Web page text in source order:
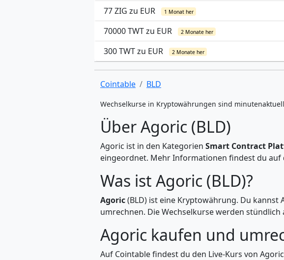
77 ZIG zu EUR 1 Monat her
70000 TWT zu EUR 2 Monate her
300 TWT zu EUR 2 Monate her
Cointable BLD
Wechselkurse in Kryptowährungen sind
Über Agoric (BLD)
Agoric ist in den Kategorien Smart Contract
eingeordnet. Mehr Informationen findest du auf
Was ist Agoric (BLD)?
Agoric(BLD) ist eine Kryptowährung. Du
umrechnen. Die Wechselkurse werden stündlich
Agoric kaufen und
Auf Cointable findest du den Live-Kurs von